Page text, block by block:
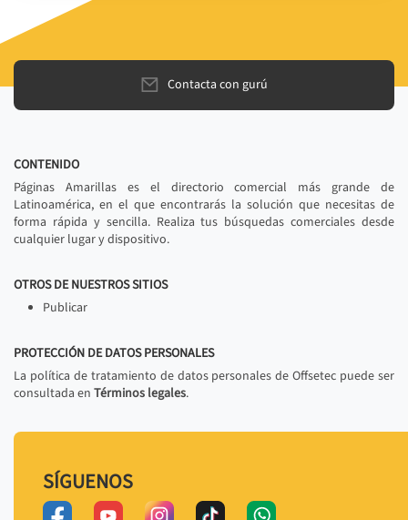
Contacta con gurú
CONTENIDO
Páginas Amarillas es el directorio comercial más grande de
Latinoamérica, en el que encontrarás la solución que necesitas de
forma rápida y sencilla. Realiza tus búsquedas comerciales desde
cualquier lugar y dispositivo.
OTROS DE NUESTROS SITIOS
Publicar
PROTECCIÓN DE DATOS PERSONALES
La política de tratamiento de datos personales de Offsetec puede ser
consultada en Términos legales.
SÍGUENOS